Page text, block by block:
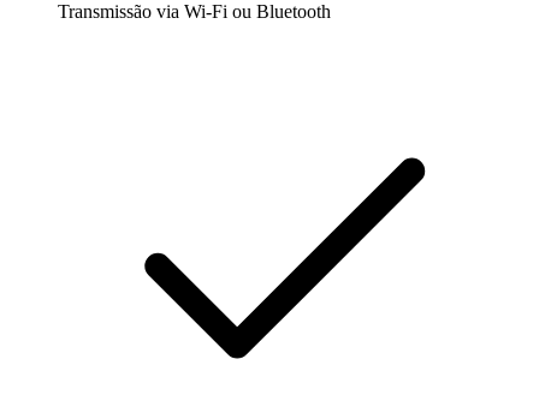
Transmissão via Wi-Fi ou Bluetooth